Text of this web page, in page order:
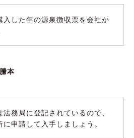
入した年の源泉徴収票を会社か
本
務局に登記されているので、
申請して入手しましょう。